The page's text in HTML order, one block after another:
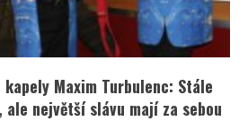
Maxim Turbulenc: Stále
největší slávu mají za sebou